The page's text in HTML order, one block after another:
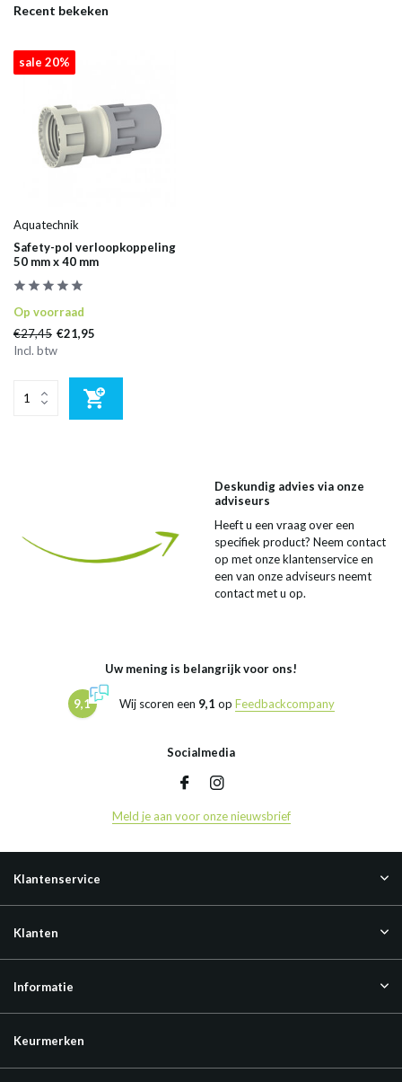
Recent bekeken
sale 20%
Aquatechnik
Safety-pol verloopkoppeling
50 mm x 40 mm
Op voorraad
€27,45 €21,95
Incl. btw
Deskundig advies via onze
adviseurs
Heeft u een vraag over een
specifiek product? Neem contact
op met onze klantenservice en
een van onze adviseurs neemt
contact met u op.
Uw mening is belangrijk voor ons!
9,1 Wij scoren een 9,1 op Feedbackcompany
Socialmedia
Meld je aan voor onze nieuwsbrief
Klantenservice
Klanten
Informatie
Keurmerken